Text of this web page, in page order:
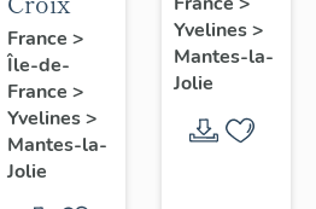
France >
Île-de-
France >
Yvelines>
Mantes-la-
Jolie
Yvelines>
Mantes-la-
Jolie